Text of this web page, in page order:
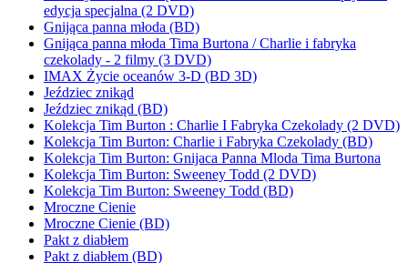
edycja specjalna (2 DVD)
Gnijąca panna młoda (BD)
Gnijąca panna młoda Tima Burtona / Charlie i fabryka
czekolady - 2 filmy (3 DVD)
IMAX Życie oceanów 3-D (BD 3D)
Jeździec znikąd
Jeździec znikąd (BD)
Kolekcja Tim Burton : Charlie I Fabryka Czekolady (2 DVD)
Kolekcja Tim Burton: Charlie i Fabryka Czekolady (BD)
Kolekcja Tim Burton: Gnijaca Panna Mloda Tima Burtona
Kolekcja Tim Burton: Sweeney Todd (2 DVD)
Kolekcja Tim Burton: Sweeney Todd (BD)
Mroczne Cienie
Mroczne Cienie (BD)
Pakt z diabłem
Pakt z diabłem (BD)